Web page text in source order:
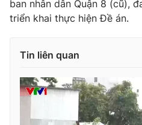
ban nhân dân Quận 8 (cũ),
triển khai thực hiện Đề án.
Tin liên quan